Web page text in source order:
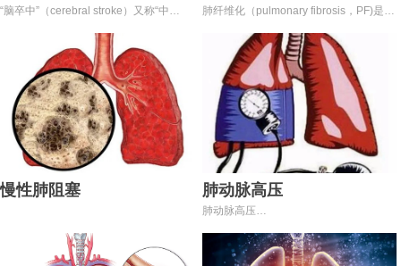
“脑卒中”（cerebral stroke）又称“中
外”（cerebralvascular accident，
CVA）。是一种急性脑血管疾病，是由于
脑部血管突然破裂或因血管阻塞导致血液
不能流入大脑而引起脑组织损伤的一组疾
病，包括缺血性和出血性卒中。缺血性脑
卒中是指因脑部血液循环障碍，缺血、缺
氧所致局限性脑组织缺血性坏死或软化，
而出现相应的神经系统功能缺损。该病是
导致残疾甚至死亡的主要原因之一，严重
威胁着人类健康。为了研究缺血性脑卒中
肺纤维化（pulmonary fibrosis，PF)是肺
病，以炎症和细胞外基质沉积为特征，呈
进展性和致死性的弥漫性肺间质疾病，其
中，特发性肺间质纤维化
(idiopathic pulmonary fibrosis，IPF)发
病率最高。构建一个理想的肺纤维化模
型，不仅有助于进一步筛选肺纤维化生物
标志物，同时也为深入研究肺纤维化发病
机制及动物临床治疗肺纤维化和研发新药
提供科学基础。
慢性肺阻塞 肺动脉高压
肺动脉高压
是一类以肺小动脉收缩、增殖与重构为主
要特征，进而引起肺血管阻力进行性升